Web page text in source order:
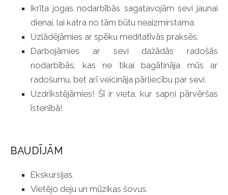
Ikrīta jogas nodarbībās sagatavojām sevi jaunai
dienai, lai katra no tām būtu neaizmirstama.
Uzlādējāmies ar spēku meditatīvās praksēs.
Darbojāmies ar sevi dažādās radošās
nodarbībās, kas ne tikai bagātināja mūs ar
radošumu, bet arī veicināja pārliecību par sevi.
Uzdrīkstējāmies! Šī ir vieta, kur sapņi pārvēršas
īstenībā!
BAUDĪJĀM
Ekskursijas.
Vietējo deju un mūzikas šovus.